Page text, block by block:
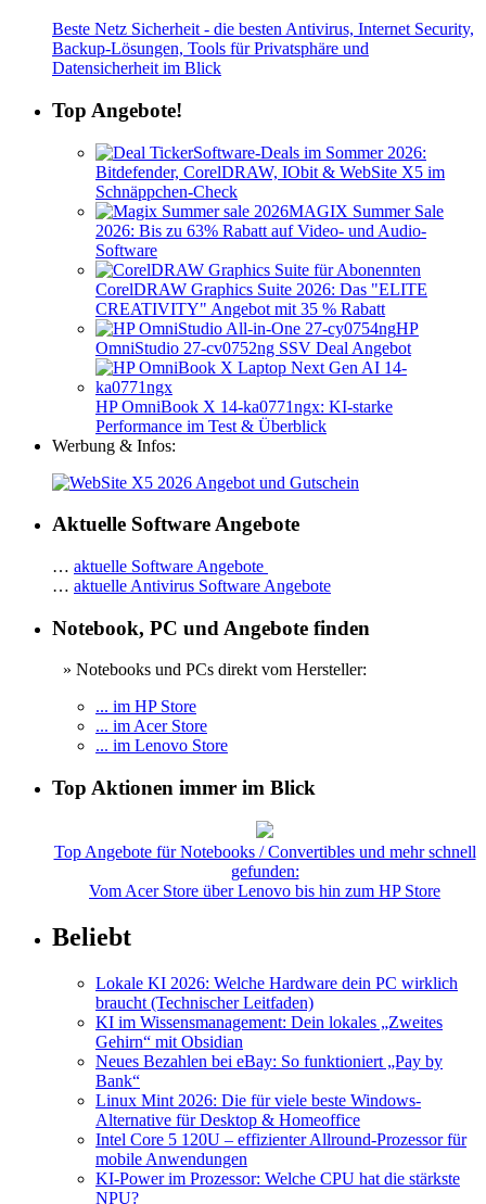
Beste Netz Sicherheit - die besten Antivirus, Internet Security,
Backup-Lösungen, Tools für Privatsphäre und
Datensicherheit im Blick
Top Angebote!
Software-Deals im Sommer 2026:
Bitdefender, CorelDRAW, IObit & WebSite X5 im
Schnäppchen-Check
MAGIX Summer Sale
2026: Bis zu 63% Rabatt auf Video- und Audio-
Software
CorelDRAW Graphics Suite 2026: Das "ELITE
CREATIVITY" Angebot mit 35 % Rabatt
HP
OmniStudio 27-cv0752ng SSV Deal Angebot
HP OmniBook X 14-ka0771ngx: KI-starke
Performance im Test & Überblick
Werbung & Infos:
Aktuelle Software Angebote
… aktuelle Software Angebote
… aktuelle Antivirus Software Angebote
Notebook, PC und Angebote finden
» Notebooks und PCs direkt vom Hersteller:
... im HP Store
... im Acer Store
... im Lenovo Store
Top Aktionen immer im Blick
Top Angebote für Notebooks / Convertibles und mehr schnell
gefunden:
Vom Acer Store über Lenovo bis hin zum HP Store
Beliebt
Lokale KI 2026: Welche Hardware dein PC wirklich
braucht (Technischer Leitfaden)
KI im Wissensmanagement: Dein lokales „Zweites
Gehirn“ mit Obsidian
Neues Bezahlen bei eBay: So funktioniert „Pay by
Bank“
Linux Mint 2026: Die für viele beste Windows-
Alternative für Desktop & Homeoffice
Intel Core 5 120U – effizienter Allround-Prozessor für
mobile Anwendungen
KI-Power im Prozessor: Welche CPU hat die stärkste
NPU?